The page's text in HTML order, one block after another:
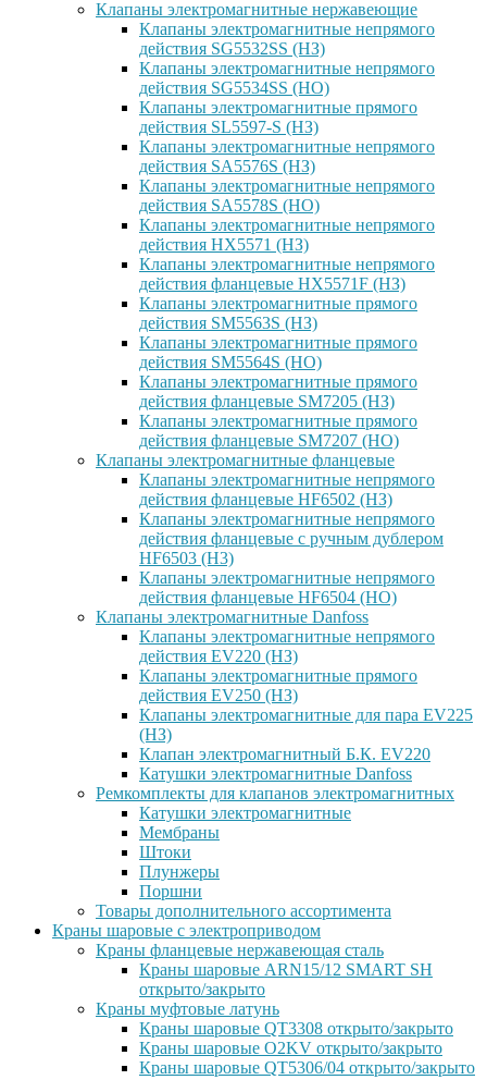
Клапаны электромагнитные нержавеющие
Клапаны электромагнитные непрямого
действия SG5532SS (НЗ)
Клапаны электромагнитные непрямого
действия SG5534SS (НО)
Клапаны электромагнитные прямого
действия SL5597-S (НЗ)
Клапаны электромагнитные непрямого
действия SA5576S (НЗ)
Клапаны электромагнитные непрямого
действия SA5578S (НО)
Клапаны электромагнитные непрямого
действия HX5571 (НЗ)
Клапаны электромагнитные непрямого
действия фланцевые HX5571F (НЗ)
Клапаны электромагнитные прямого
действия SM5563S (НЗ)
Клапаны электромагнитные прямого
действия SM5564S (НО)
Клапаны электромагнитные прямого
действия фланцевые SM7205 (НЗ)
Клапаны электромагнитные прямого
действия фланцевые SM7207 (НО)
Клапаны электромагнитные фланцевые
Клапаны электромагнитные непрямого
действия фланцевые HF6502 (НЗ)
Клапаны электромагнитные непрямого
действия фланцевые с ручным дублером
HF6503 (Н3)
Клапаны электромагнитные непрямого
действия фланцевые HF6504 (НО)
Клапаны электромагнитные Danfoss
Клапаны электромагнитные непрямого
действия EV220 (НЗ)
Клапаны электромагнитные прямого
действия EV250 (НЗ)
Клапаны электромагнитные для пара EV225
(НЗ)
Клапан электромагнитный Б.К. EV220
Катушки электромагнитные Danfoss
Ремкомплекты для клапанов электромагнитных
Катушки электромагнитные
Мембраны
Штоки
Плунжеры
Поршни
Товары дополнительного ассортимента
Краны шаровые с электроприводом
Краны фланцевые нержавеющая сталь
Краны шаровые ARN15/12 SMART SH
открыто/закрыто
Краны муфтовые латунь
Краны шаровые QT3308 открыто/закрыто
Краны шаровые O2KV открыто/закрыто
Краны шаровые QT5306/04 открыто/закрыто